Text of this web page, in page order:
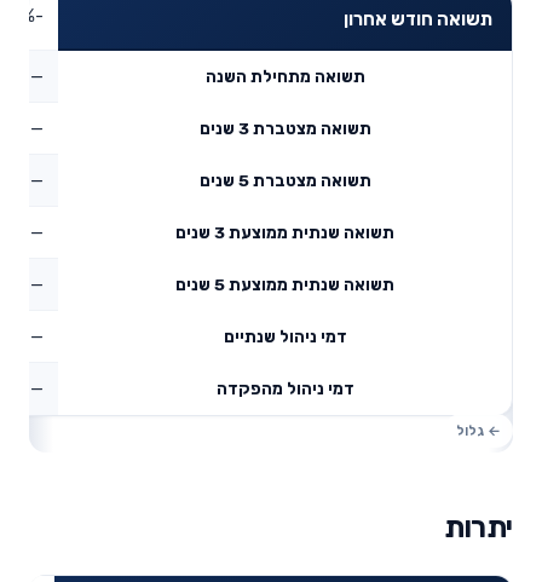
תשואה חודש אחרון -0.34%
תשואה מתחילת השנה —
תשואה מצטברת 3 שנים —
תשואה מצטברת 5 שנים —
תשואה שנתית ממוצעת 3 שנים —
תשואה שנתית ממוצעת 5 שנים —
דמי ניהול שנתיים —
דמי ניהול מהפקדה —
יתרות